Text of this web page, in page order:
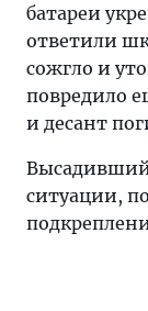
батареи
ответили
сожгло и
повредило
и десант
ситуации,